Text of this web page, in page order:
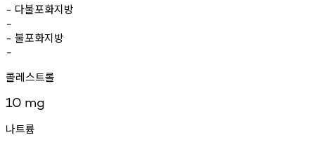
- 다불포화지방
-
- 불포화지방
-
콜레스트롤
10 mg
나트륨